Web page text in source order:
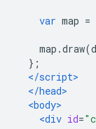
var map =
map .draw(
};
</script>
</head>
<body>
<div id=